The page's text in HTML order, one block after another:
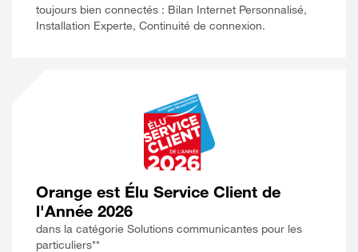
toujours bien connectés : Bilan Internet Personnalisé,
Installation Experte, Continuité de connexion.
Orange est Élu Service Client de
l'Année 2026
dans la catégorie Solutions communicantes pour les
particuliers**